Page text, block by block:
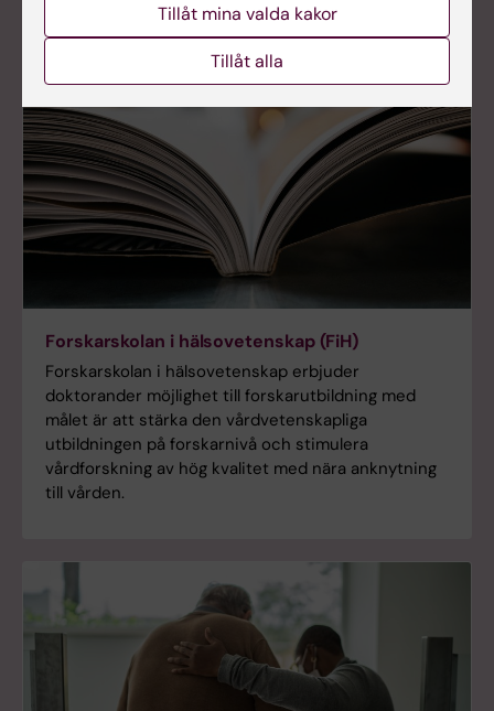
Samarbeten på Karolinska Institutet
Forskarskolan i hälsovetenskap (FiH)
Forskarskolan i hälsovetenskap erbjuder
doktorander möjlighet till forskarutbildning med
målet är att stärka den vårdvetenskapliga
utbildningen på forskarnivå och stimulera
vårdforskning av hög kvalitet med nära anknytning
till vården.
Tillåt mina valda kakor
Tillåt alla